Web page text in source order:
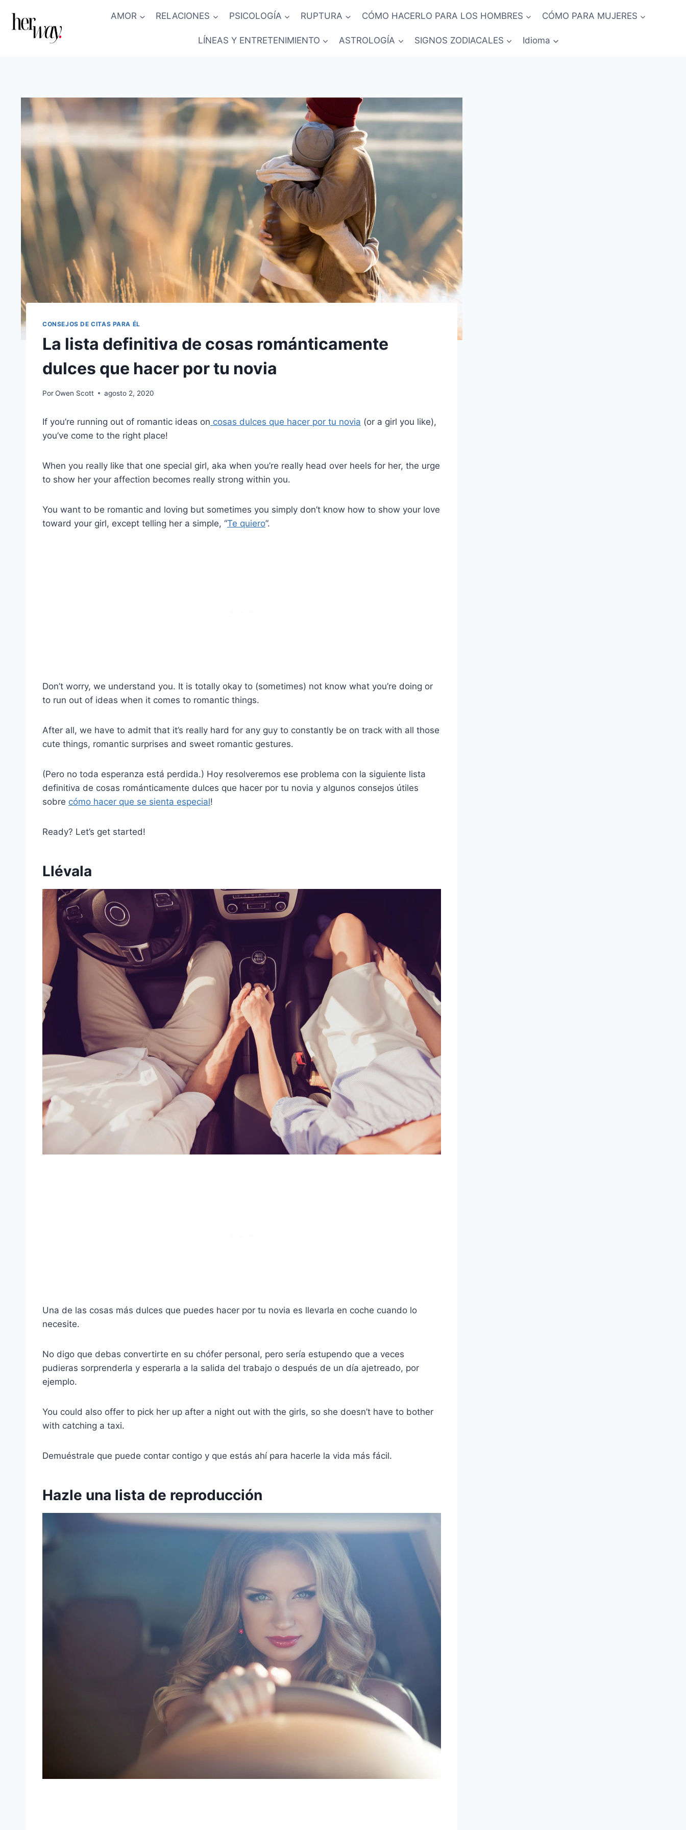
contenido
AMOR RELACIONES PSICOLOGÍA RUPTURA CÓMO HACERLO PARA LOS HOMBRES CÓMO PARA MUJERES
LÍNEAS Y ENTRETENIMIENTO ASTROLOGÍA SIGNOS ZODIACALES Idioma
CONSEJOS DE CITAS PARA ÉL
La lista definitiva de cosas románticamente
dulces que hacer por tu novia
PorOwen Scott agosto 2, 2020
If you’re running out of romantic ideas on cosas dulces que hacer por tu novia (or a girl you like),
you’ve come to the right place!
When you really like that one special girl, aka when you’re really head over heels for her, the urge
to show her your affection becomes really strong within you.
You want to be romantic and loving but sometimes you simply don’t know how to show your love
toward your girl, except telling her a simple, “Te quiero”.
Don’t worry, we understand you. It is totally okay to (sometimes) not know what you’re doing or
to run out of ideas when it comes to romantic things.
After all, we have to admit that it’s really hard for any guy to constantly be on track with all those
cute things, romantic surprises and sweet romantic gestures.
(Pero no toda esperanza está perdida.) Hoy resolveremos ese problema con la siguiente lista
definitiva de cosas románticamente dulces que hacer por tu novia y algunos consejos útiles
sobre cómo hacer que se sienta especial!
Ready? Let’s get started!
Llévala
Una de las cosas más dulces que puedes hacer por tu novia es llevarla en coche cuando lo
necesite.
No digo que debas convertirte en su chófer personal, pero sería estupendo que a veces
pudieras sorprenderla y esperarla a la salida del trabajo o después de un día ajetreado, por
ejemplo.
You could also offer to pick her up after a night out with the girls, so she doesn’t have to bother
with catching a taxi.
Demuéstrale que puede contar contigo y que estás ahí para hacerle la vida más fácil.
Hazle una lista de reproducción